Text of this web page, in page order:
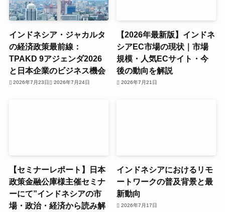
インドネシア・ジャカルタ
の経済政策最前線：
TPAKD 9アジェンダ2026
と日本企業のビジネス機会
2026年7月23日 2026年7月24日
【2026年最新版】インドネ
シアEC市場の現状｜市場
規模・人気ECサイト・今
後の動向を解説
2026年7月21日
【セミナーレポート】日本
政策金融公庫様主催セミナ
ーにて”インドネシアの市
場・政治・経済から読み解
インドネシアにおけるリモ
ートワークの普及背景と最
新動向
2026年7月17日